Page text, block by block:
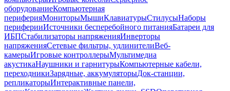
оборудованиеКомпьютерная
периферияМониторыМышиКлавиатурыСтилусыНаборы
периферииИсточники бесперебойного питанияБатареи для
ИБПСтабилизаторы напряженияИнверторы
напряженияСетевые фильтры, удлинителиВеб-
камерыИгровые контроллерыМультимедиа
акустикаНаушники и гарнитурыКомпьютерные кабели,
переходникиЗарядные, аккумуляторыДок-станции,
репликаторыИнтерактивные панели,